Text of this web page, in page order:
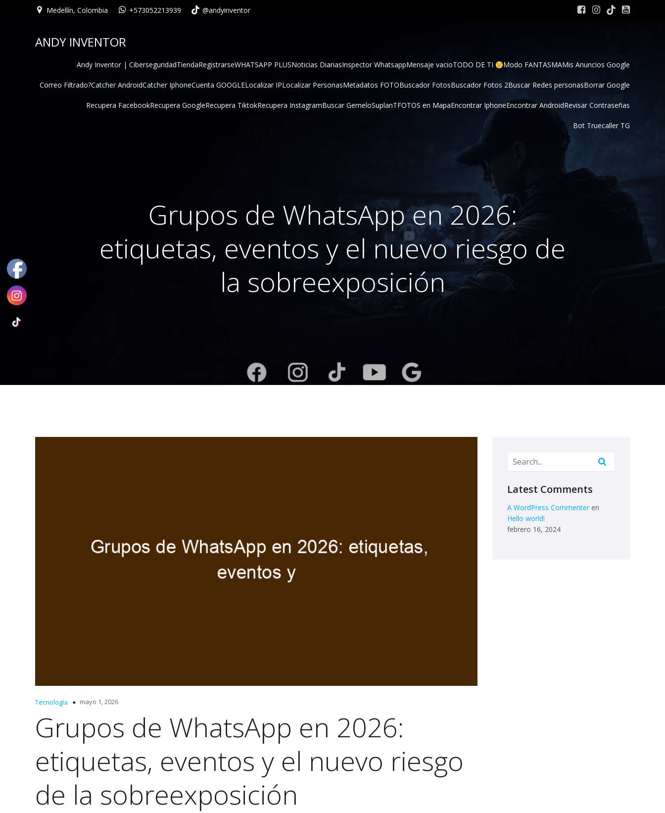
Medellín, Colombia +573052213939 @andyinventor
ANDY INVENTOR
Andy Inventor | CiberseguridadTiendaRegistrarseWHATSAPP PLUSNoticias DiariasInspector WhatsappMensaje vacioTODO DE TI Modo FANTASMAMis Anuncios Google
Correo Filtrado?Catcher AndroidCatcher IphoneCuenta GOOGLELocalizar IPLocalizar PersonasMetadatos FOTOBuscador FotosBuscador Fotos 2Buscar Redes personasBorrar Google
Recupera FacebookRecupera GoogleRecupera TiktokRecupera InstagramBuscar GemeloSuplanTFOTOS en MapaEncontrar IphoneEncontrar AndroidRevisar Contraseñas
Bot Truecaller TG
Grupos de WhatsApp en 2026:
etiquetas, eventos y el nuevo riesgo de
la sobreexposición
Tecnología mayo 1, 2026
Grupos de WhatsApp en 2026:
etiquetas, eventos y el nuevo riesgo
de la sobreexposición
Latest Comments
A WordPress Commenter en
Hello world!
febrero 16, 2024